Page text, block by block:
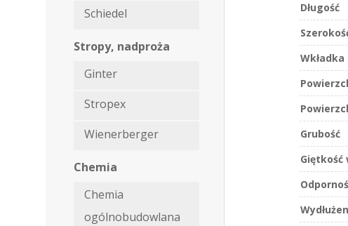
Schiedel
Stropy, nadproża
Ginter
Stropex
Wienerberger
Chemia
Chemia
ogólnobudowlana
Długość
Wkładka
Grubość